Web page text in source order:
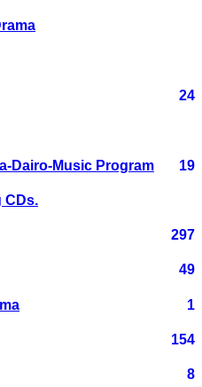
24
Dairo-Music Program 19
CDs.
297
49
1
154
8